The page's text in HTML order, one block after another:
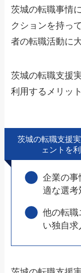
茨城の転職事情
クションを持っ
者の転職活動に
茨城の転職支援
利用するメリッ
茨城の転職支援
ェントを
企業の事
適な選考
他の転職
い独自求